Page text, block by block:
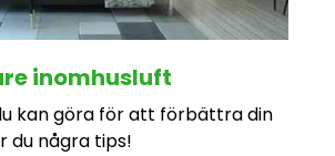
inomhusluft
kan göra för att förbättra din
du några tips!